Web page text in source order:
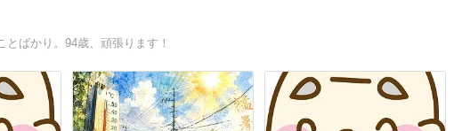
ばかり。94歳、頑張ります！